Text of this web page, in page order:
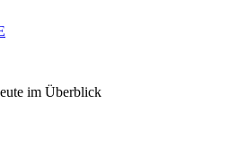
im Überblick